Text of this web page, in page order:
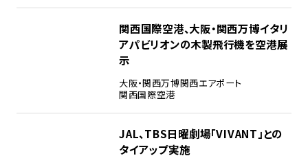
関西国際空港、大阪・関西万博イタリ
アパビリオンの木製飛行機を空港展
示
大阪・関西万博関西エアポート
関西国際空港
JAL、TBS日曜劇場「VIVANT」との
タイアップ実施